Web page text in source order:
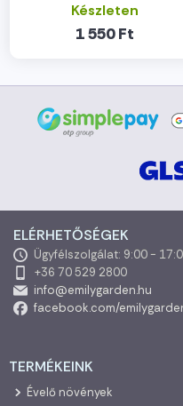
Készleten
1 550 Ft
ELÉRHETŐSÉGEK
Ügyfélszolgálat: 9:00 -
+36 70 529 2800
info@emilygarden.hu
facebook.com/
TERMÉKEINK
Évelő növények